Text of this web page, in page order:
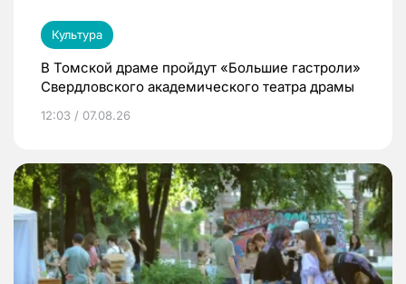
Культура
В Томской драме пройдут «Большие гастроли»
Свердловского академического театра драмы
12:03 / 07.08.26